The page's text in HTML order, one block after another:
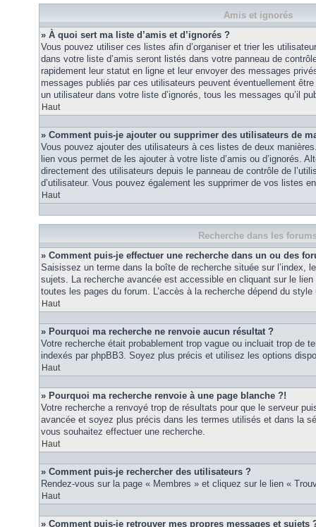
Amis et ignorés
» À quoi sert ma liste d’amis et d’ignorés ?
Vous pouvez utiliser ces listes afin d’organiser et trier les
dans votre liste d’amis seront listés dans votre panneau de
rapidement leur statut en ligne et leur envoyer des messages
messages publiés par ces utilisateurs peuvent éventuellement
un utilisateur dans votre liste d’ignorés, tous les messages qu’il
Haut
» Comment puis-je ajouter ou supprimer des utilisateurs de
Vous pouvez ajouter des utilisateurs à ces listes de deux
lien vous permet de les ajouter à votre liste d’amis ou d’ignorés.
directement des utilisateurs depuis le panneau de contrôle de
d’utilisateur. Vous pouvez également les supprimer de vos listes
Haut
Recherche dans les
» Comment puis-je effectuer une recherche dans un ou des
Saisissez un terme dans la boîte de recherche située sur l’index,
sujets. La recherche avancée est accessible en cliquant sur le
toutes les pages du forum. L’accès à la recherche dépend du style
Haut
» Pourquoi ma recherche ne renvoie aucun résultat ?
Votre recherche était probablement trop vague ou incluait trop de
indexés par phpBB3. Soyez plus précis et utilisez les options
Haut
» Pourquoi ma recherche renvoie à une page blanche ?!
Votre recherche a renvoyé trop de résultats pour que le serveur
avancée et soyez plus précis dans les termes utilisés et dans la
vous souhaitez effectuer une recherche.
Haut
» Comment puis-je rechercher des utilisateurs ?
Rendez-vous sur la page « Membres » et cliquez sur le lien «
Haut
» Comment puis-je retrouver mes propres messages et sujets